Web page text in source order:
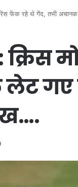
फेंक रहे थे गेंद, तभी
गए